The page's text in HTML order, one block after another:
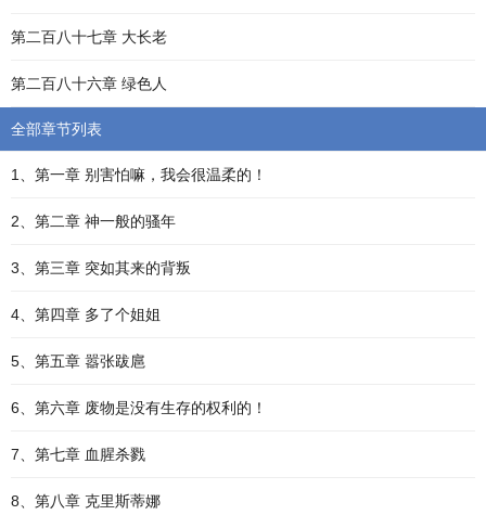
第二百八十七章 大长老
第二百八十六章 绿色人
全部章节列表
1、第一章 别害怕嘛，我会很温柔的！
2、第二章 神一般的骚年
3、第三章 突如其来的背叛
4、第四章 多了个姐姐
5、第五章 嚣张跋扈
6、第六章 废物是没有生存的权利的！
7、第七章 血腥杀戮
8、第八章 克里斯蒂娜